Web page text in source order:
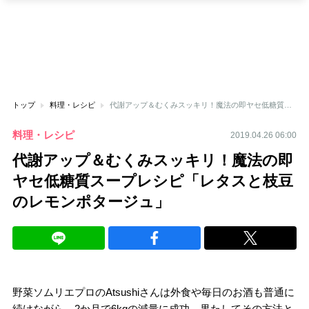
トップ 料理・レシピ 代謝アップ＆むくみスッキリ！魔法の即ヤセ低糖質スープレシピ「レタスと枝豆のレモンポタージュ」
料理・レシピ 2019.04.26 06:00
代謝アップ＆むくみスッキリ！魔法の即
ヤセ低糖質スープレシピ「レタスと枝豆
のレモンポタージュ」
野菜ソムリエプロのAtsushiさんは外食や毎日のお酒も普通に